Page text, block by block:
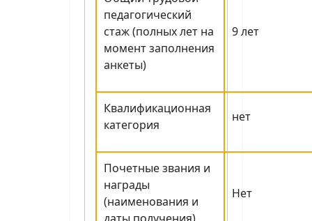
педагогический
стаж (полных лет на
момент заполнения
анкеты)
9 лет
Квалификационная
категория
нет
Почетные звания и
награды
(наименования и
Нет